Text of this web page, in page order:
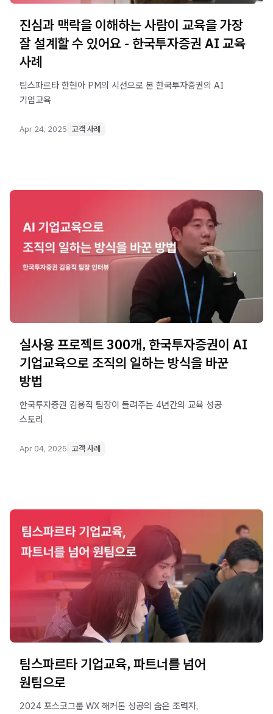
진심과 맥락을 이해하는 사람이 교육을 가장
잘 설계할 수 있어요 - 한국투자증권 AI 교육
사례
팀스파르타 한현아 PM의 시선으로 본 한국투자증권의 AI
기업교육
Apr 24, 2025 고객 사례
실사용 프로젝트 300개, 한국투자증권이 AI
기업교육으로 조직의 일하는 방식을 바꾼
방법
한국투자증권 김용직 팀장이 들려주는 4년간의 교육 성공
스토리
Apr 04, 2025 고객 사례
팀스파르타 기업교육, 파트너를 넘어
원팀으로
2024 포스코그룹 WX 해커톤 성공의 숨은 조력자,